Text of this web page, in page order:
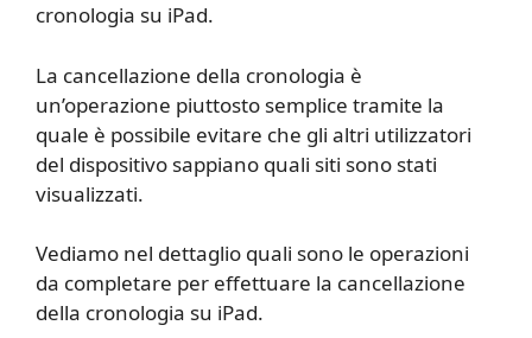
cronologia su iPad.
La cancellazione della cronologia è
un’operazione piuttosto semplice tramite la
quale è possibile evitare che gli altri utilizzatori
del dispositivo sappiano quali siti sono stati
visualizzati.
Vediamo nel dettaglio quali sono le operazioni
da completare per effettuare la cancellazione
della cronologia su iPad.